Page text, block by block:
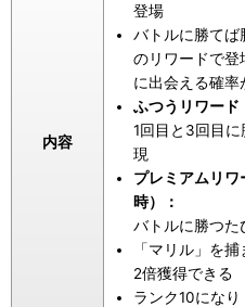
内容
登場
バトルに勝てば
のリワードで登
に出会える確率
ふつうリワード
1回目と3回目
現
プレミアムリワ
時）：
バトルに勝つた
「マリル」を
2倍獲得できる
ランク10にな